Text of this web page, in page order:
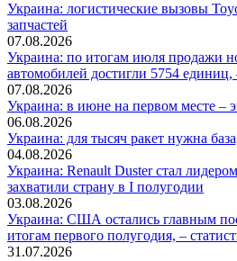
Украина: логистические вызовы
запчастей
07.08.2026
Украина: по итогам июля продажи
автомобилей достигли 5754 единиц,
07.08.2026
Украина: в июне на первом месте –
06.08.2026
Украина: для тысяч ракет нужна
04.08.2026
Украина: Renault Duster стал
захватили страну в I полугодии
03.08.2026
Украина: США остались главным
итогам первого полугодия, –
31.07.2026